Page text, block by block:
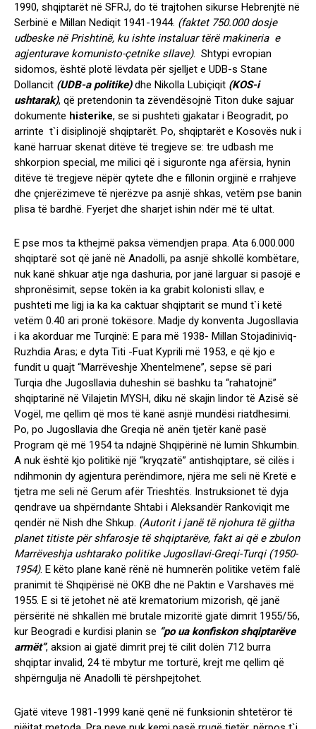
1990, shqiptarët në SFRJ, do të trajtohen sikurse Hebrenjtë në
Serbinë e Millan Nediqit 1941-1944. (faktet 750.000 dosje
udbeske në Prishtinë, ku ishte instaluar tërë makineria e
agjenturave komunisto-çetnike sllave). Shtypi evropian
sidomos, është plotë lëvdata për sjelljet e UDB-s Stane
Dollancit (UDB-a politike)dhe Nikolla Lubiçiqit (KOS-i
ushtarak), që pretendonin ta zëvendësojnë Titon duke sajuar
dokumente histerike, se si pushteti gjakatar i Beogradit, po
arrinte t`i disiplinojë shqiptarët. Po, shqiptarët e Kosovës nuk i
kanë harruar skenat ditëve të tregjeve se: tre udbash me
shkorpion special, me milici që i siguronte nga afërsia, hynin
ditëve të tregjeve nëpër qytete dhe e fillonin orgjinë e rrahjeve
dhe çnjerëzimeve të njerëzve pa asnjë shkas, vetëm pse banin
plisa të bardhë. Fyerjet dhe sharjet ishin ndër më të ultat.
E pse mos ta kthejmë paksa vëmendjen prapa. Ata 6.000.000
shqiptarë sot që janë në Anadolli, pa asnjë shkollë kombëtare,
nuk kanë shkuar atje nga dashuria, por janë larguar si pasojë e
shpronësimit, sepse tokën ia ka grabit kolonisti sllav, e
pushteti me ligj ia ka ka caktuar shqiptarit se mund t`i ketë
vetëm 0.40 ari pronë tokësore. Madje dy konventa Jugosllavia
i ka akorduar me Turqinë: E para më 1938- Millan Stojadiniviq-
Ruzhdia Aras; e dyta Titi -Fuat Kyprili më 1953, e që kjo e
fundit u quajt “Marrëveshje Xhentelmene”, sepse së pari
Turqia dhe Jugosllavia duheshin së bashku ta “rahatojnë”
shqiptarinë në Vilajetin MYSH, diku në skajin lindor të Azisë së
Vogël, me qellim që mos të kanë asnjë mundësi riatdhesimi.
Po, po Jugosllavia dhe Greqia në anën tjetër kanë pasë
Program që më 1954 ta ndajnë Shqipërinë në lumin Shkumbin.
A nuk është kjo politikë një “kryqzatë” antishqiptare, së cilës i
ndihmonin dy agjentura perëndimore, njëra me seli në Kretë e
tjetra me seli në Gerum afër Trieshtës. Instruksionet të dyja
qendrave ua shpërndante Shtabi i Aleksandër Rankoviqit me
qendër në Nish dhe Shkup. (Autorit i janë të njohura të gjitha
planet titiste për shfarosje të shqiptarëve, fakt ai që e zbulon
Marrëveshja ushtarako politike Jugosllavi-Greqi-Turqi (1950-
1954). E këto plane kanë rënë në humnerën politike vetëm falë
pranimit të Shqipërisë në OKB dhe në Paktin e Varshavës më
1955. E si të jetohet në atë krematorium mizorish, që janë
përsëritë në shkallën më brutale mizoritë gjatë dimrit 1955/56,
kur Beogradi e kurdisi planin se “po ua konfiskon shqiptarëve
armët”, aksion ai gjatë dimrit prej të cilit dolën 712 burra
shqiptar invalid, 24 të mbytur me torturë, krejt me qellim që
shpërngulja në Anadolli të përshpejtohet.
Gjatë viteve 1981-1999 kanë qenë në funksionin shtetëror të